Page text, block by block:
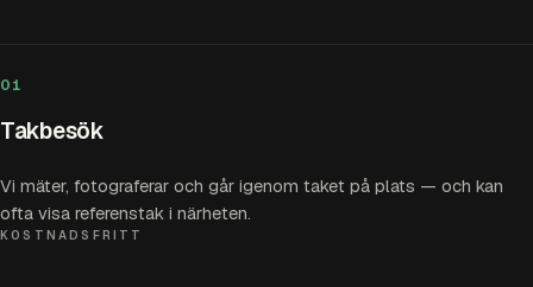
01
Takbesök
Vi mäter, fotograferar och går igenom taket på plats — och kan
ofta visa referenstak i närheten.
KOSTNADSFRITT